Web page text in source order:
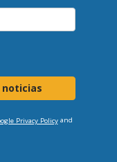
noticias
Privacy Policyand